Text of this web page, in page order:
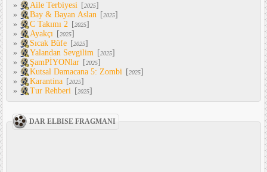
»
Aile Terbiyesi [2025]
»
Bay & Bayan Aslan [2025]
»
C Takımı 2 [2025]
»
Ayakçı [2025]
»
Sıcak Büfe [2025]
»
Yalandan Sevgilim [2025]
»
ŞamPİYONlar [2025]
»
Kutsal Damacana 5: Zombi [2025]
»
Karantina [2025]
»
Tur Rehberi [2025]
DAR ELBISE FRAGMANI